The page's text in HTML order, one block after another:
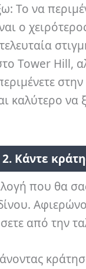
Το να
ο
Tower Hill,
καλύτερο
2. Κάντε
που θα
από την